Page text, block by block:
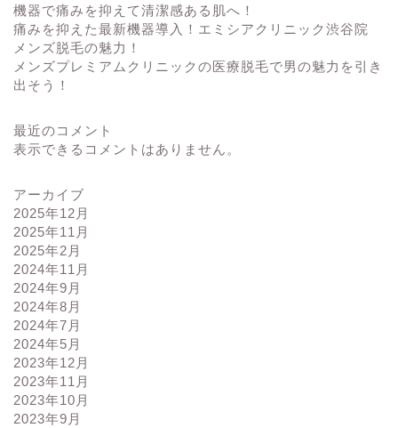
機器で痛みを抑えて清潔感ある肌へ！
痛みを抑えた最新機器導入！エミシアクリニック渋谷院
メンズ脱毛の魅力！
メンズプレミアムクリニックの医療脱毛で男の魅力を引き
出そう！
最近のコメント
表示できるコメントはありません。
アーカイブ
2025年12月
2025年11月
2025年2月
2024年11月
2024年9月
2024年8月
2024年7月
2024年5月
2023年12月
2023年11月
2023年10月
2023年9月